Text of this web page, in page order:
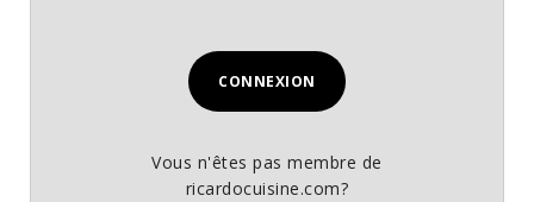
CONNEXION
Vous n'êtes pas membre de
ricardocuisine.com?